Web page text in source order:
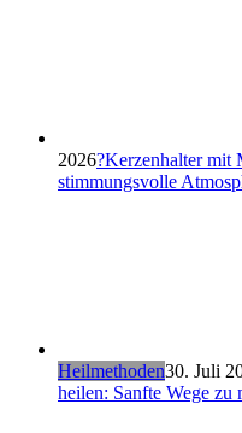
2026?Kerzenhalter mit
stimmungsvolle
Heilmethoden30. Juli
heilen: Sanfte Wege zu